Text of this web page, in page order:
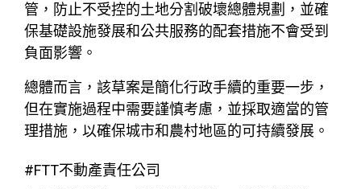
管，防止不受控的土地分割破壞總體規劃，並確
保基礎設施發展和公共服務的配套措施不會受到
負面影響。
總體而言，該草案是簡化行政手續的重要一步，
但在實施過程中需要謹慎考慮，並採取適當的管
理措施，以確保城市和農村地區的可持續發展。
#FTT不動產責任公司